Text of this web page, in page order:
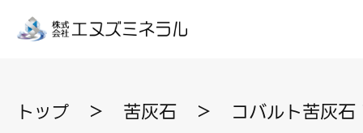
トップ ＞ 苦灰石 ＞ コバルト苦灰